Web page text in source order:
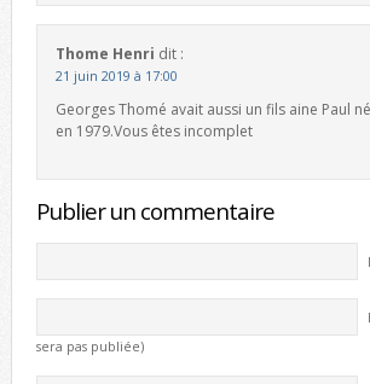
Thome Henri dit :
21 juin 2019 à 17:00
Georges Thomé avait aussi un fils aine Paul
en 1979.Vous êtes incomplet
Publier un commentaire
sera pas publiée)